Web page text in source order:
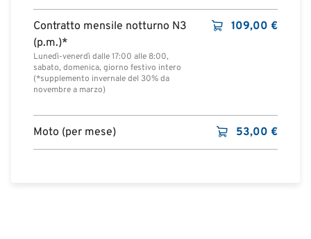
Contratto mensile notturno N3
(p.m.)*
Lunedì-venerdì dalle 17:00 alle 8:00,
sabato, domenica, giorno festivo intero
(*supplemento invernale del 30% da
novembre a marzo)
109,00 €
Moto (per mese) 53,00 €